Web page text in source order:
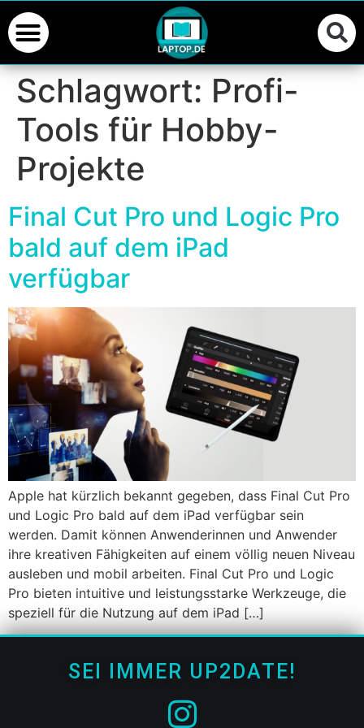
Schlagwort: Profi-
Tools für Hobby-
Projekte
Final Cut Pro und Logic Pro
bald auf dem iPad
verfügbar
Apple hat kürzlich bekannt gegeben, dass Final Cut Pro
und Logic Pro bald auf dem iPad verfügbar sein
werden. Damit können Anwenderinnen und Anwender
ihre kreativen Fähigkeiten auf einem völlig neuen Niveau
ausleben und mobil arbeiten. Final Cut Pro und Logic
Pro bieten intuitive und leistungsstarke Werkzeuge, die
speziell für die Nutzung auf dem iPad […]
SEI IMMER UP2DATE!